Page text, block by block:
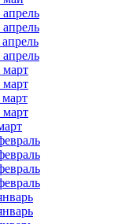
март
март
март